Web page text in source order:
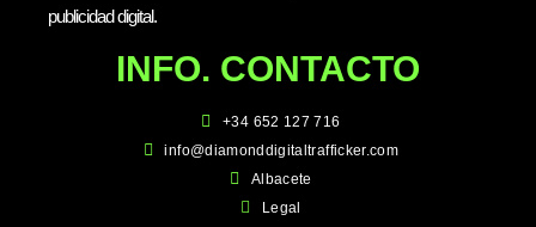
publicidad digital.
INFO. CONTACTO
+34 652 127 716
info@diamonddigitaltrafficker.com
Albacete
Legal